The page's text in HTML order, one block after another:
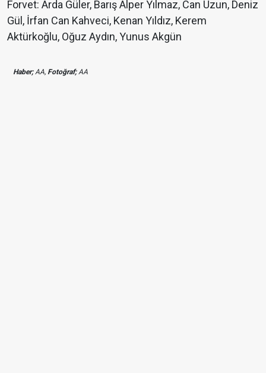
Forvet: Arda Güler, Barış Alper Yılmaz, Can Uzun, Deniz
Gül, İrfan Can Kahveci, Kenan Yıldız, Kerem
Aktürkoğlu, Oğuz Aydın, Yunus Akgün
Haber;AA, Fotoğraf;AA